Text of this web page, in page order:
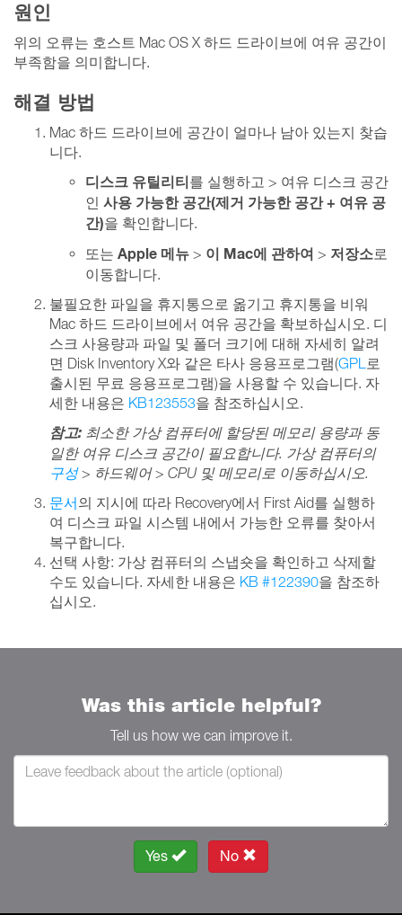
원인
위의 오류는 호스트 Mac OS X 하드 드라이브에 여유 공간이
부족함을 의미합니다.
해결 방법
Mac 하드 드라이브에 공간이 얼마나 남아 있는지 찾습
니다.
디스크 유틸리티를 실행하고 > 여유 디스크 공간
인 사용 가능한 공간(제거 가능한 공간 + 여유 공
간)을 확인합니다.
또는 Apple 메뉴 > 이 Mac에 관하여 > 저장소로
이동합니다.
불필요한 파일을 휴지통으로 옮기고 휴지통을 비워
Mac 하드 드라이브에서 여유 공간을 확보하십시오. 디
스크 사용량과 파일 및 폴더 크기에 대해 자세히 알려
면 Disk Inventory X와 같은 타사 응용프로그램(GPL 로
출시된 무료 응용프로그램)을 사용할 수 있습니다. 자
세한 내용은 KB123553을 참조하십시오.
참고: 최소한 가상 컴퓨터에 할당된 메모리 용량과 동
일한 여유 디스크 공간이 필요합니다. 가상 컴퓨터의
구성> 하드웨어 > CPU 및 메모리로 이동하십시오.
문서의 지시에 따라 Recovery에서 First Aid를 실행하
여 디스크 파일 시스템 내에서 가능한 오류를 찾아서
복구합니다.
선택 사항: 가상 컴퓨터의 스냅숏을 확인하고 삭제할
수도 있습니다. 자세한 내용은 KB #122390을 참조하
십시오.
Was this article helpful?
Tell us how we can improve it.
Yes No